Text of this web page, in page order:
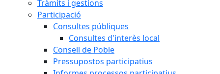
Tràmits i gestions
Participació
Consultes públiques
Consultes d'interès local
Consell de Poble
Pressupostos participatius